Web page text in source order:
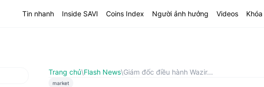
Tin nhanh Inside SAVI Coins Index Người ảnh hưởng Videos
Trang chủ\Flash News\Giám đốc điều hành Wazir...
market